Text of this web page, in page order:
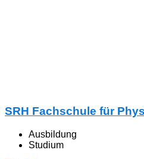
SRH Fachschule für
Ausbildung
Studium